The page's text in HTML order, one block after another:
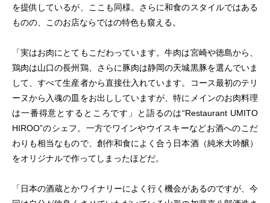
を提供しているが、ここも同様。さらに和食のスタイルではある
ものの、このお店ならではの特色も窺える。
「実はお肉にとてもこだわっています。牛肉は宮崎や徳島から、
鶏肉は山口の長州鶏、さらに豚肉は静岡の天城黒豚を選んでいま
して、すべて生産者から直接仕入れています。コース最初のテリ
ーヌから入魂の皿をお出ししていますが、特にメインのお肉料理
は一番得意とするところです」と語るのは“Restaurant UMITO
HIROO”のシェフ。一方でワインやウイスキーなどお酒へのこだ
わりも相当なもので、創作和食によく合う日本酒（純米大吟醸）
をオリジナルで作ってしまったほどだ。
「日本の酒蔵とかワイナリーによく行く機会があるのですが、今